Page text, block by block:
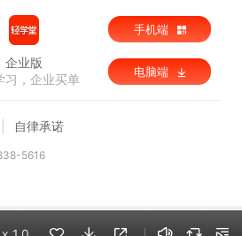
企业版
习，企业买单
手机端
电脑端
自律承诺
5616